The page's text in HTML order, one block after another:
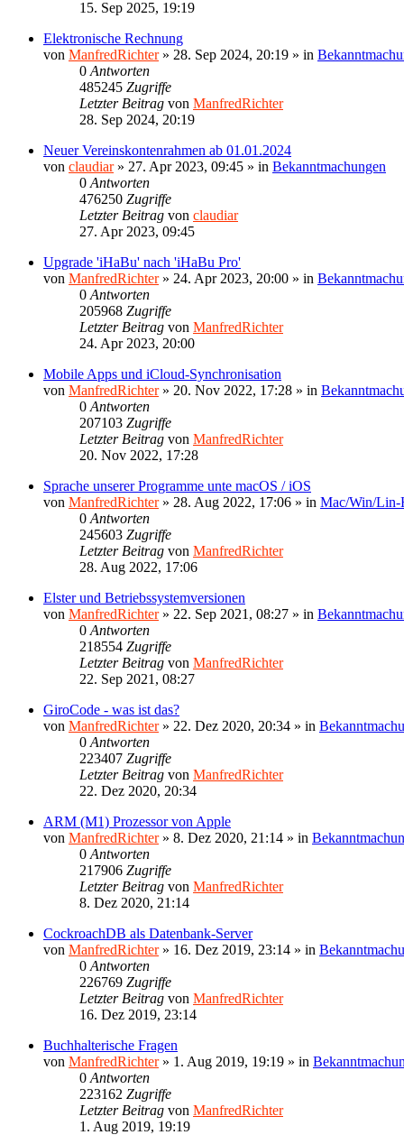
15. Sep 2025, 19:19
Elektronische Rechnung
von ManfredRichter» 28. Sep 2024, 20:19 » in
0 Antworten
485245 Zugriffe
Letzter Beitrag von ManfredRichter
28. Sep 2024, 20:19
Neuer Vereinskontenrahmen ab 01.01.2024
von claudiar» 27. Apr 2023, 09:45 » in Bekanntmachungen
0 Antworten
476250 Zugriffe
Letzter Beitrag von claudiar
27. Apr 2023, 09:45
Upgrade 'iHaBu' nach 'iHaBu Pro'
von ManfredRichter» 24. Apr 2023, 20:00 » in
0 Antworten
205968 Zugriffe
Letzter Beitrag von ManfredRichter
24. Apr 2023, 20:00
Mobile Apps und iCloud-Synchronisation
von ManfredRichter» 20. Nov 2022, 17:28 » in
0 Antworten
207103 Zugriffe
Letzter Beitrag von ManfredRichter
20. Nov 2022, 17:28
Sprache unserer Programme unte macOS / iOS
von ManfredRichter» 28. Aug 2022, 17:06 » in Mac/Win/Lin-
0 Antworten
245603 Zugriffe
Letzter Beitrag von ManfredRichter
28. Aug 2022, 17:06
Elster und Betriebssystemversionen
von ManfredRichter» 22. Sep 2021, 08:27 » in
0 Antworten
218554 Zugriffe
Letzter Beitrag von ManfredRichter
22. Sep 2021, 08:27
GiroCode - was ist das?
von ManfredRichter» 22. Dez 2020, 20:34 » in
0 Antworten
223407 Zugriffe
Letzter Beitrag von ManfredRichter
22. Dez 2020, 20:34
ARM (M1) Prozessor von Apple
von ManfredRichter» 8. Dez 2020, 21:14 » in
0 Antworten
217906 Zugriffe
Letzter Beitrag von ManfredRichter
8. Dez 2020, 21:14
CockroachDB als Datenbank-Server
von ManfredRichter» 16. Dez 2019, 23:14 » in
0 Antworten
226769 Zugriffe
Letzter Beitrag von ManfredRichter
16. Dez 2019, 23:14
Buchhalterische Fragen
von ManfredRichter» 1. Aug 2019, 19:19 » in
0 Antworten
223162 Zugriffe
Letzter Beitrag von ManfredRichter
1. Aug 2019, 19:19